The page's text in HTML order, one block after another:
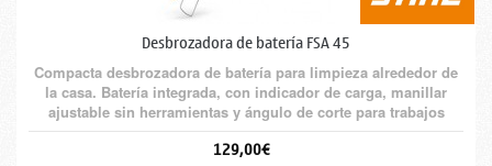
Desbrozadora de batería FSA 45
Compacta desbrozadora de batería para limpieza alrededor de
la casa. Batería integrada, con indicador de carga, manillar
ajustable sin herramientas y ángulo de corte para trabajos
verticales.
129,00€